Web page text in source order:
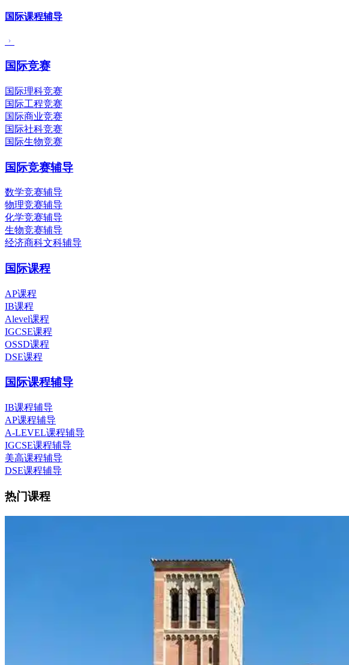
国际课程辅导
国际竞赛
国际理科竞赛
国际工程竞赛
国际商业竞赛
国际社科竞赛
国际生物竞赛
国际竞赛辅导
数学竞赛辅导
物理竞赛辅导
化学竞赛辅导
生物竞赛辅导
经济商科文科辅导
国际课程
AP课程
IB课程
Alevel课程
IGCSE课程
OSSD课程
DSE课程
国际课程辅导
IB课程辅导
AP课程辅导
A-LEVEL课程辅导
IGCSE课程辅导
美高课程辅导
DSE课程辅导
热门课程